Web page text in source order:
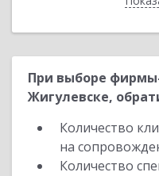
При выборе
Жигулевске,
Количество
на
Количество